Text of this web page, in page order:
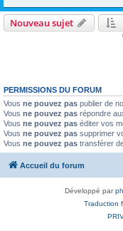
Nouveau sujet
PERMISSIONS DU FORUM
Vous ne pouvez pas publier de
Vous ne pouvez pas répondre
Vous ne pouvez pas éditer vos
Vous ne pouvez pas supprimer
Vous ne pouvez pas transférer
Accueil du forum
Développé par
Traduction